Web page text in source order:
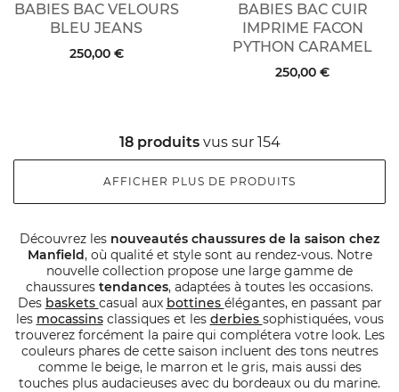
BABIES BAC VELOURS
BLEU JEANS
250,00 €
BABIES BAC CUIR
IMPRIME FACON
PYTHON CARAMEL
250,00 €
18 produitsvus sur 154
AFFICHER PLUS DE PRODUITS
Découvrez les nouveautés chaussures de la saison chez
Manfield, où qualité et style sont au rendez-vous. Notre
nouvelle collection propose une large gamme de
chaussures tendances, adaptées à toutes les occasions.
Des baskets casual aux bottines élégantes, en passant par
les mocassinsclassiques et les derbies sophistiquées, vous
trouverez forcément la paire qui complétera votre look. Les
couleurs phares de cette saison incluent des tons neutres
comme le beige, le marron et le gris, mais aussi des
touches plus audacieuses avec du bordeaux ou du marine.